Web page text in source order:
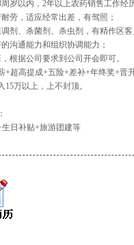
周岁以内，2年以上农药销售工作经
劳，适应经常出差，有驾照；
剂、杀菌剂、杀虫剂，有精作区客
沟通能力和组织协调能力；
根据公司要求到公司开会即可。
+超高提成+五险+差补+年终奖+晋升
15万以上，上不封顶。
日补贴+旅游团建等